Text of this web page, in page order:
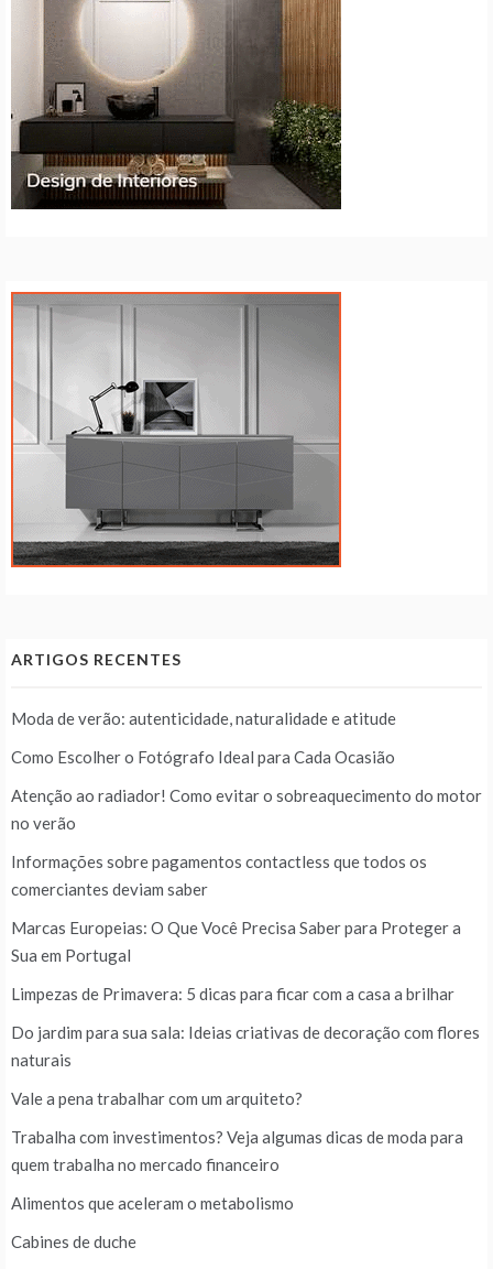
ARTIGOS RECENTES
Moda de verão: autenticidade, naturalidade e atitude
Como Escolher o Fotógrafo Ideal para Cada Ocasião
Atenção ao radiador! Como evitar o sobreaquecimento do motor
no verão
Informações sobre pagamentos contactless que todos os
comerciantes deviam saber
Marcas Europeias: O Que Você Precisa Saber para Proteger a
Sua em Portugal
Limpezas de Primavera: 5 dicas para ficar com a casa a brilhar
Do jardim para sua sala: Ideias criativas de decoração com flores
naturais
Vale a pena trabalhar com um arquiteto?
Trabalha com investimentos? Veja algumas dicas de moda para
quem trabalha no mercado financeiro
Alimentos que aceleram o metabolismo
Cabines de duche